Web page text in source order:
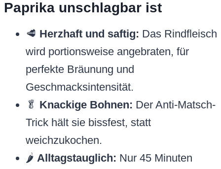
Paprika unschlagbar ist
🥩 Herzhaft und saftig: Das Rindfleisch
wird portionsweise angebraten, für
perfekte Bräunung und
Geschmacksintensität.
🥬 Knackige Bohnen: Der Anti-Matsch-
Trick hält sie bissfest, statt
weichzukochen.
🌶️ Alltagstauglich: Nur 45 Minuten